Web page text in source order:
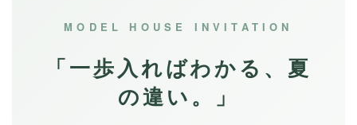
MODEL HOUSE INVITATION
「一歩入ればわかる、夏
の違い。」